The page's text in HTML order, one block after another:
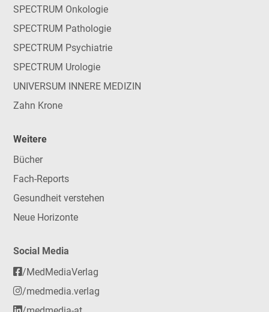
SPECTRUM Onkologie
SPECTRUM Pathologie
SPECTRUM Psychiatrie
SPECTRUM Urologie
UNIVERSUM INNERE MEDIZIN
Zahn Krone
Weitere
Bücher
Fach-Reports
Gesundheit verstehen
Neue Horizonte
Social Media
/MedMediaVerlag
/medmedia.verlag